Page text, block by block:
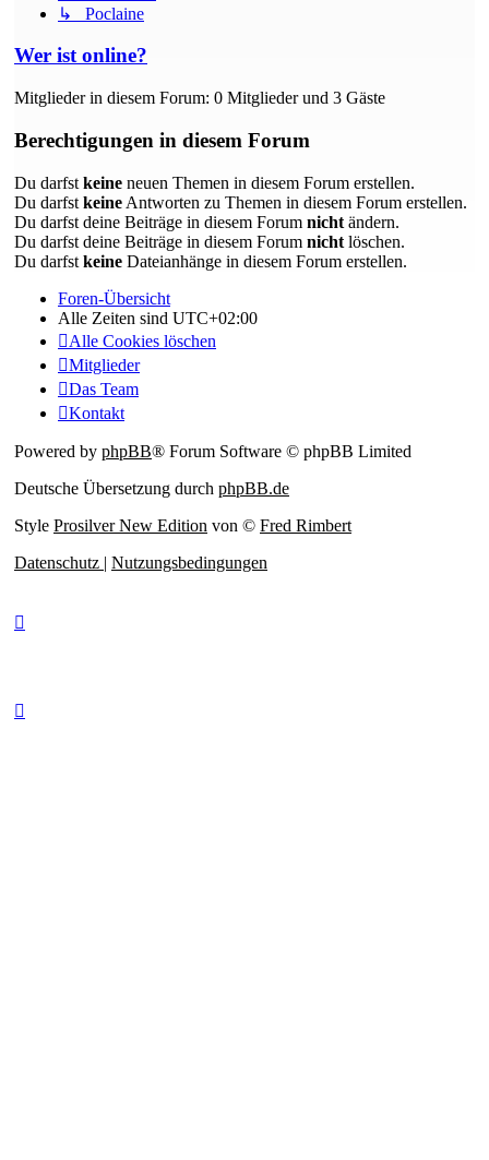
↳ Poclaine
Wer ist online?
Mitglieder in diesem Forum: 0 Mitglieder und 3 Gäste
Berechtigungen in diesem Forum
Du darfst keine neuen Themen in diesem Forum erstellen.
Du darfst keine Antworten zu Themen in diesem Forum erstellen.
Du darfst deine Beiträge in diesem Forum nicht ändern.
Du darfst deine Beiträge in diesem Forum nicht löschen.
Du darfst keine Dateianhänge in diesem Forum erstellen.
Foren-Übersicht
Alle Zeiten sind UTC+02:00
Alle Cookies löschen
Mitglieder
Das Team
Kontakt
Powered by phpBB® Forum Software © phpBB Limited
Deutsche Übersetzung durch phpBB.de
Style Prosilver New Edition von © Fred Rimbert
Datenschutz | Nutzungsbedingungen